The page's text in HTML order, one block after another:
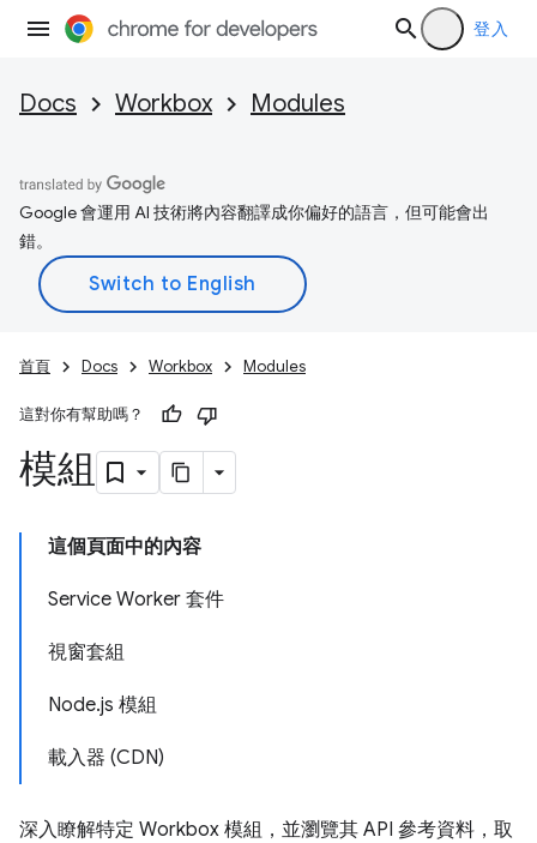
登入
Docs Workbox Modules
Google 會運用 AI 技術將內容翻譯成你偏好的語言，但可能會出
錯。
首頁 Docs Workbox Modules
這對你有幫助嗎？
模組
這個頁面中的內容
Service Worker 套件
視窗套組
Node.js 模組
載入器 (CDN)
深入瞭解特定 Workbox 模組，並瀏覽其 API 參考資料，取